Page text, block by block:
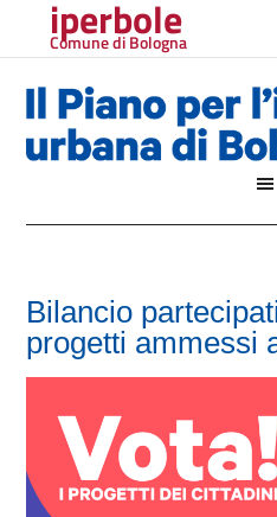
iperbole
Comune di Bologna
Bilancio
progetti ammessi